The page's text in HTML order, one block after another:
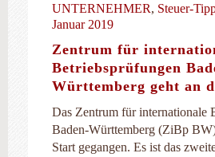
UNTERNEHMER, Steuer-
Januar 2019
Zentrum für
Betriebsprüfungen
Württemberg geht an
Das Zentrum für internationale
Baden-Württemberg (ZiBp
Start gegangen. Es ist das